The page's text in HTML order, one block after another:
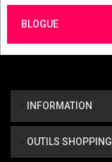
BLOGUE
INFORMATION
OUTILS SHOPPING